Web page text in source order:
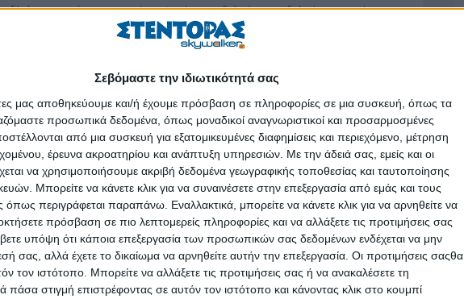
Σεβόμαστε την ιδιωτικότητά σας
μας αποθηκεύουμε και/ή έχουμε πρόσβαση σε πληροφορίες σε μια συσκευή, όπως τα
προσωπικά δεδομένα, όπως μοναδικοί αναγνωριστικοί και προσαρμοσμένες
από μια συσκευή για εξατομικευμένες διαφημίσεις και περιεχόμενο, μέτρηση
έρευνα ακροατηρίου και ανάπτυξη υπηρεσιών. Με την άδειά σας, εμείς και οι
να χρησιμοποιήσουμε ακριβή δεδομένα γεωγραφικής τοποθεσίας και ταυτοποίησης
Μπορείτε να κάνετε κλικ για να συναινέσετε στην επεξεργασία από εμάς και τους
περιγράφεται παραπάνω. Εναλλακτικά, μπορείτε να κάνετε κλικ για να αρνηθείτε να
πρόσβαση σε πιο λεπτομερείς πληροφορίες και να αλλάξετε τις προτιμήσεις σας
υπόψη ότι κάποια επεξεργασία των προσωπικών σας δεδομένων ενδέχεται να μην
σας, αλλά έχετε το δικαίωμα να αρνηθείτε αυτήν την επεξεργασία. Οι προτιμήσεις σαςθα
τον ιστότοπο. Μπορείτε να αλλάξετε τις προτιμήσεις σας ή να ανακαλέσετε τη
στιγμή επιστρέφοντας σε αυτόν τον ιστότοπο και κάνοντας κλικ στο κουμπί
σε αυτές τις πονεμένες ψυχές ως αδελφός και αδελφή, ως πατέρας και
είμαστε δίπλα στα παιδάκια και στους ηλικιωμένους σε 15 νοσοκομεία
φαγητό και θα τους δώσει ένα ποτήρι νερό, η αγκαλιά που θα τους ζεστάνει,
να ξεχαστούν για λίγο από το βαρύ κλίμα του νοσοκομείου.
την ημέρα, 270 ώρες τον μήνα ανά ασθενή).
παιδιά στα νοσοκομεία παίδων της Αττικής.
γραφειοκρατικά θέματα.
νοσηλευόμενους.
των νοσοκομείων. Με τη δράση Διακονία Κατ’ Οίκον καλύπτουμε ανάγκες
ενήλικες κατ’ οίκον.
φιλοξενίας οικονομικά ευάλωτων συγγενών ασθενών από την επαρχία.